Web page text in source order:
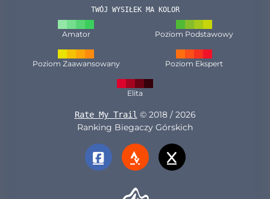
TWÓJ WYSIŁEK MA KOLOR
Amator Poziom Podstawowy
Poziom Zaawansowany Poziom Ekspert
Elita
Rate My Trail © 2018 / 2026
Ranking Biegaczy Górskich